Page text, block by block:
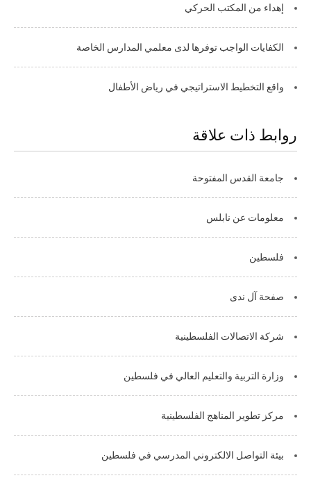
إهداء من المكتب الحركي
الكفايات الواجب توفرها لدى معلمي المدارس الخاصة
واقع التخطيط الاستراتيجي في رياض الأطفال
روابط ذات علاقة
جامعة القدس المفتوحة
معلومات عن نابلس
فلسطين
صفحة آل ندى
شركة الاتصالات الفلسطينية
وزارة التربية والتعليم العالي في فلسطين
مركز تطوير المناهج الفلسطينية
بيئة التواصل الالكتروني المدرسي في فلسطين